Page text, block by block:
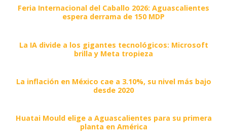
Feria Internacional del Caballo 2026: Aguascalientes
espera derrama de 150 MDP
La IA divide a los gigantes tecnológicos: Microsoft
brilla y Meta tropieza
La inflación en México cae a 3.10%, su nivel más bajo
desde 2020
Huatai Mould elige a Aguascalientes para su primera
planta en América